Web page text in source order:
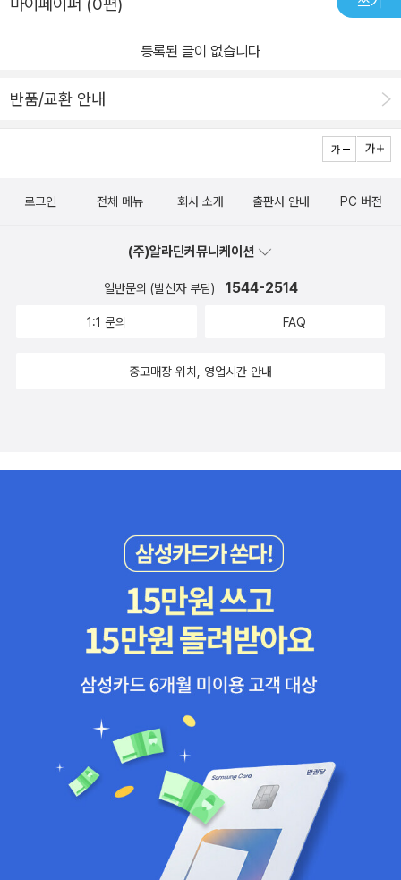
마이페이퍼 (0편)
등록된 글이 없습니다
반품/교환 안내
로그인 전체 메뉴 회사 소개 출판사 안내 PC 버전
(주)알라딘커뮤니케이션
일반문의 (발신자 부담) 1544-2514
1:1 문의 FAQ
중고매장 위치, 영업시간 안내